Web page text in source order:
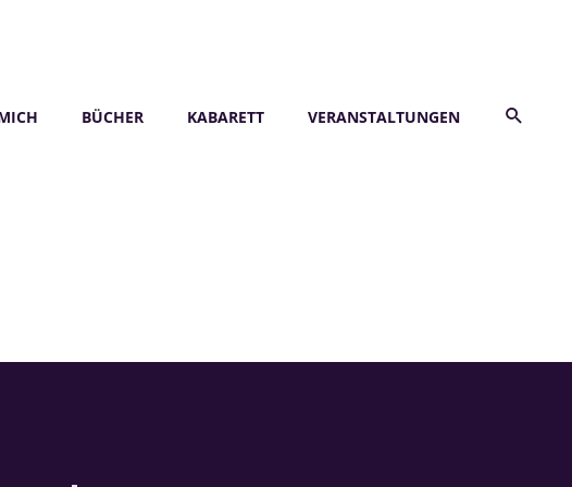
BÜCHER KABARETT VERANSTALTUNGEN